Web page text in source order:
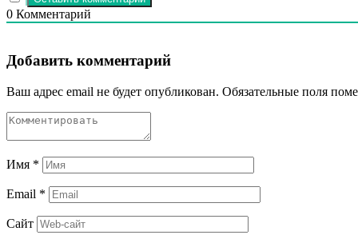
0 Комментарий
Добавить комментарий
Ваш адрес email не будет опубликован. Обязательные поля
Имя *
Email *
Сайт